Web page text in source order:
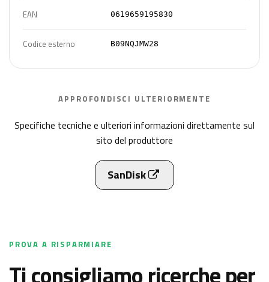
EAN 0619659195830
Codice esterno B09NQJMW28
APPROFONDISCI ULTERIORMENTE
Specifiche tecniche e ulteriori informazioni direttamente sul
sito del produttore
SanDisk
PROVA A RISPARMIARE